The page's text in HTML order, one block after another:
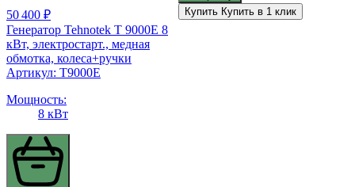
50 400 ₽
Генератор Tehnotek Т 9000Е 8
кВт, электростарт., медная
обмотка, колеса+ручки
Артикул: T9000E
Мощность:
8 кВт
Купить Купить в 1 клик